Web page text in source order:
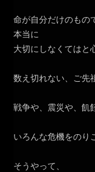
命が自分だけのもの
本当に
大切にしなくてはと
数え切れない、ご先
戦争や、震災や、飢
いろんな危機をのり
そうやって、